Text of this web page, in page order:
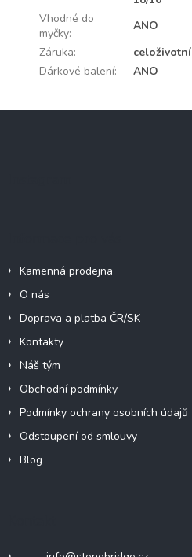
Vhodné do
myčky:
ANO
Záruka:
celoživotní
Dárkové balení: ANO
Z
Kamenná prodejna
O nás
Doprava a platba ČR/SK
Kontakty
Náš tým
Obchodní podmínky
Podmínky ochrany osobních údajů
Odstoupení od smlouvy
Blog